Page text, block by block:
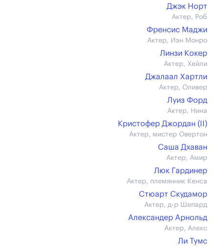
Джэк Норт
Актер, Роб
Френсис Маджи
Актер, Иэн Монро
Линзи Кокер
Актер, Хейли
Джалаал Хартли
Актер, Оливер
Луиз Форд
Актер, Нина
Кристофер Джордан (II)
Актер, мистер Овертон
Саша Дхаван
Актер, Амир
Люк Гардинер
Актер, племянник Кенса
Стюарт Скудамор
Актер, д-р Шепард
Александер Арнольд
Актер, Алекс
Ли Тумс